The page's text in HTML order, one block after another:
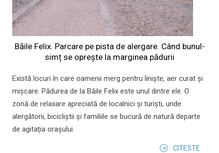
Băile Felix. Parcare pe pista de alergare. Când bunul-
simț se oprește la marginea pădurii
Există locuri în care oamenii merg pentru liniște, aer curat și
mișcare. Pădurea de la Băile Felix este unul dintre ele. O
zonă de relaxare apreciată de localnici și turiști, unde
alergătorii, bicicliștii și familiile se bucură de natură departe
de agitația orașului.
CITESTE